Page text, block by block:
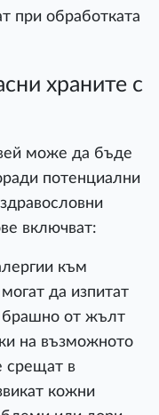
при обработката
храните с
може да бъде
потенциални
включват:
към
да изпитат
брашно от жълт
на възможното
срещат в
кожни